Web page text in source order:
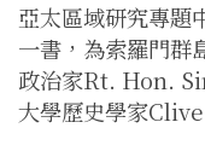
亞太區域研究專
一書，為索羅門群
政治家Rt. Hon.
大學歷史學家